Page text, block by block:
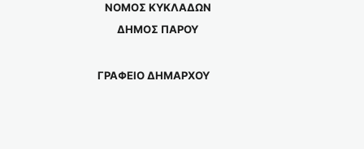
ΝΟΜΟΣ ΚΥΚΛΑΔΩΝ
ΔΗΜΟΣ ΠΑΡΟΥ
ΓΡΑΦΕΙΟ ΔΗΜΑΡΧΟΥ